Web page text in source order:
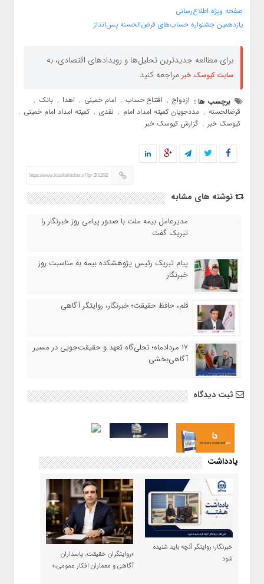
صفحه ویژه اطلاع‌رسانی
یازدهمین جشنواره حساب‌های قرض‌الحسنه پس‌انداز
برای مطالعه جدیدترین تحلیل‌ها و رویدادهای اقتصادی، به
سایت کیوسک خبر مراجعه کنید.
برچسب ها : ازدواج , افتتاح حساب , امام خمینی , اهدا , بانک ,
قرضالحسنه , مددجویان کمیته امداد امام , نقدی , کمیته امداد امام خمینی ,
کیوسک خبر , گزارش کیوسک خبر
https://www.kioskekhabar.ir/?p=201292
نوشته های مشابه
مدیرعامل بیمه ملت با صدور پیامی روز خبرنگار را
تبریک گفت
پیام تبریک رئیس پژوهشکده بیمه به مناسبت روز
خبرنگار
قلم، حافظ حقیقت؛ خبرنگار، روایتگر آگاهی
۱۷ مردادماه‌؛ تجلی‌گاه تعهد و حقیقت‌جویی در مسیر
آگاهی‌بخشی
ثبت دیدگاه
یادداشت
خبرنگار؛ روایتگر آنچه باید شنیده
شود
«روایتگران حقیقت، پاسداران
آگاهی و معماران افکار عمومی،»